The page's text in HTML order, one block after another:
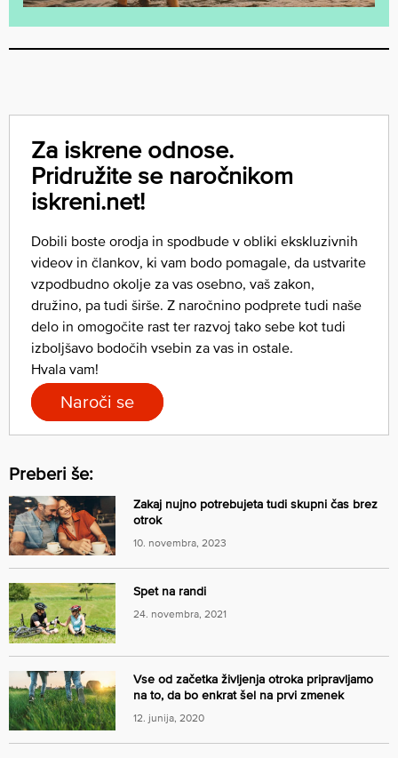
Za iskrene odnose.
Pridružite se naročnikom
iskreni.net!
Dobili boste orodja in spodbude v obliki ekskluzivnih
videov in člankov, ki vam bodo pomagale, da ustvarite
vzpodbudno okolje za vas osebno, vaš zakon,
družino, pa tudi širše. Z naročnino podprete tudi naše
delo in omogočite rast ter razvoj tako sebe kot tudi
izboljšavo bodočih vsebin za vas in ostale.
Hvala vam!
Naroči se
Preberi še:
Zakaj nujno potrebujeta tudi skupni čas brez
otrok
10. novembra, 2023
Spet na randi
24. novembra, 2021
Vse od začetka življenja otroka pripravljamo
na to, da bo enkrat šel na prvi zmenek
12. junija, 2020